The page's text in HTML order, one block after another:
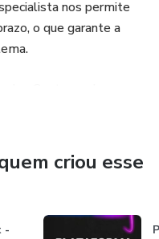
nos permite
o que garante a
envie e-mail para
criou esse
-